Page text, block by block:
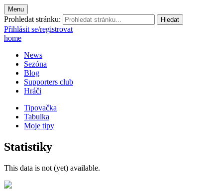
Menu
Prohledat stránku:
Přihlásit se/registrovat
home
News
Sezóna
Blog
Supporters club
Hráči
Tipovačka
Tabulka
Moje tipy
Statistiky
This data is not (yet) available.